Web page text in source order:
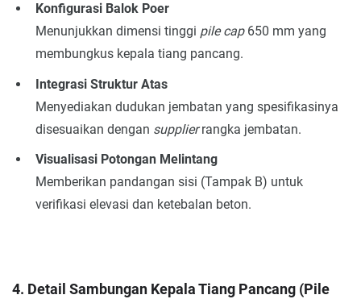
Konfigurasi Balok Poer
Menunjukkan dimensi tinggi pile cap650 mm yang
membungkus kepala tiang pancang.
Integrasi Struktur Atas
Menyediakan dudukan jembatan yang spesifikasinya
disesuaikan dengan supplierrangka jembatan.
Visualisasi Potongan Melintang
Memberikan pandangan sisi (Tampak B) untuk
verifikasi elevasi dan ketebalan beton.
4. Detail Sambungan Kepala Tiang Pancang (Pile